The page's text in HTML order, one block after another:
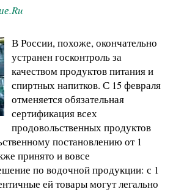
В России, похоже, окончательно
устранен госконтроль за
качеством продуктов питания и
спиртных напитков. С 15 февраля
отменяется обязательная
сертификация всех
продовольственных продуктов
постановлению от 1
принято и вовсе
по водочной продукции: с 1
ей товары могут легально